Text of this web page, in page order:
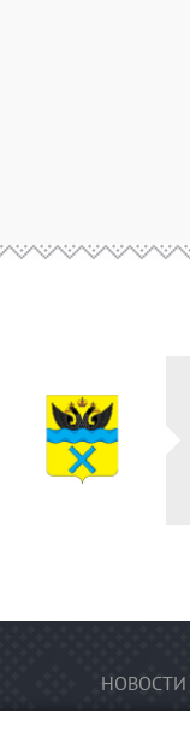
НОВОСТИ